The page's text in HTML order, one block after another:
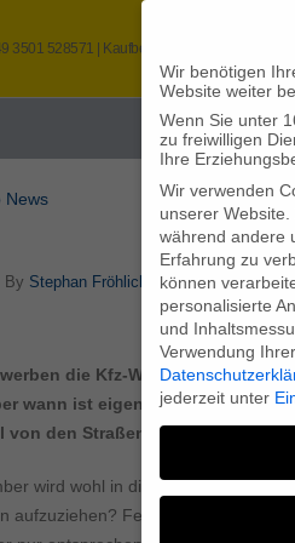
3501 528571 | Kaufbeuren
News
By Stephan Fröhlich
die Kfz-Werkstätten wieder
wann ist eigentlich die richtige
von den Straßenbedingungen
wird wohl in diesem Jahr mit
aufzuziehen? Fest steht: es gibt
Wir benötigen
Website weiter
Wenn Sie unter
zu freiwilligen
Ihre
Wir verwenden
unserer Website.
während andere
Erfahrung zu
können
personalisierte
und
Verwendung
jederzeit unter